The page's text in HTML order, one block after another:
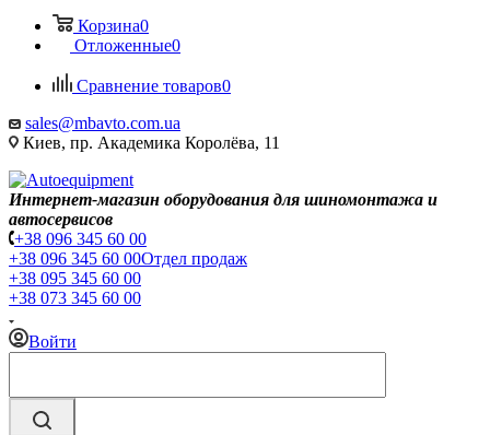
Корзина0
Отложенные0
Сравнение товаров0
sales@mbavto.com.ua
Киев, пр. Академика Королёва, 11
Интернет-магазин оборудования для шиномонтажа и
автосервисов
+38 096 345 60 00
+38 096 345 60 00Отдел продаж
+38 095 345 60 00
+38 073 345 60 00
Войти